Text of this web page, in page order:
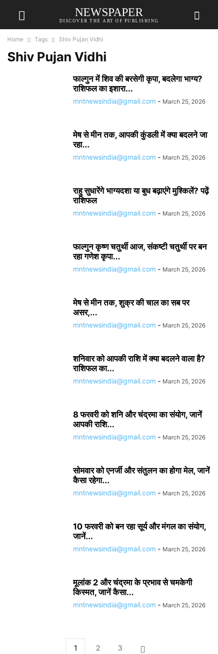
NEWSPAPER
DISCOVER THE ART OF PUBLISHING
Home Tags Shiv Pujan Vidhi
Shiv Pujan Vidhi
फाल्गुन में शिव की बरसेगी कृपा, बदलेगा भाग्य?
राशिफल का इशारा...
mntnewsindia@gmail.com - March 25, 2026
मेष से मीन तक, आपकी कुंडली में क्या बदलने जा
रहा...
mntnewsindia@gmail.com - March 25, 2026
राहु सुधारेंगे भाग्यदशा या बुध बढ़ाएंगे मुश्किलें? पढ़ें
राशिफल
mntnewsindia@gmail.com - March 25, 2026
फाल्गुन कृष्ण चतुर्थी आज, संकष्टी चतुर्थी पर बन
रहा गणेश कृपा...
mntnewsindia@gmail.com - March 25, 2026
मेष से मीन तक, शुक्र की चाल का सब पर
असर,...
mntnewsindia@gmail.com - March 25, 2026
शनिवार को आपकी राशि में क्या बदलने वाला है?
राशिफल का...
mntnewsindia@gmail.com - March 25, 2026
8 फरवरी को शनि और चंद्रमा का संयोग, जानें
आपकी राशि...
mntnewsindia@gmail.com - March 25, 2026
सोमवार को एनर्जी और संतुलन का होगा मेल, जानें
कैसा रहेगा...
mntnewsindia@gmail.com - March 25, 2026
10 फरवरी को बन रहा सूर्य और मंगल का संयोग,
जानें...
mntnewsindia@gmail.com - March 25, 2026
मूलांक 2 और चंद्रमा के प्रभाव से चमकेगी
किस्मत, जानें कैसा...
mntnewsindia@gmail.com - March 25, 2026
1 2 3